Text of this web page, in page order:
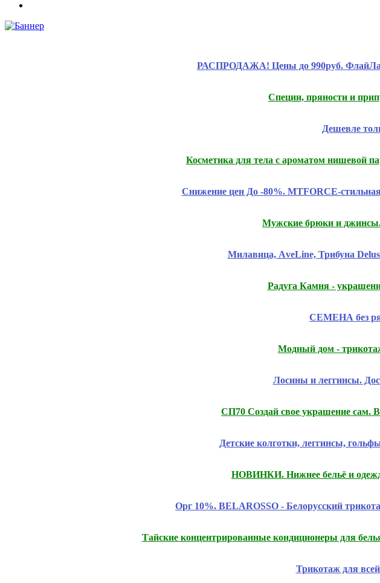
РАСПРОДАЖА! Цены до 990руб.
Специи, пряности и
Дешевле
Косметика для тела с ароматом нишевой
Снижение цен До -80%. MTFORCE-
Мужские брюки и
Милавица, АveLine, Трибуна
Радуга Камня -
СЕМЕНА без
Модный дом -
Лосины и леггинсы.
СП70 Создай свое украшение сам.
Детские колготки, леггинсы,
НОВИНКИ. Нижнее бельё и
Орг 10%. BELAROSSO - Белорусский
Тайские концентрированные кондиционеры для
Трикотаж для